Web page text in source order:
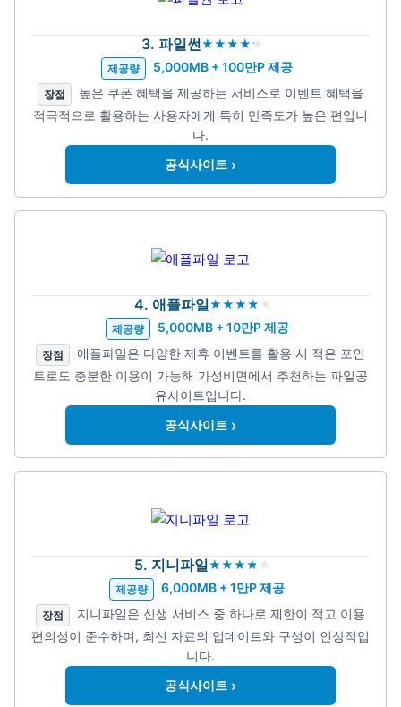
3. 파일썬
제공량 5,000MB + 100만P 제공
장점
높은 쿠폰 혜택을 제공하는 서비스로 이벤트 혜택을
적극적으로 활용하는 사용자에게 특히 만족도가 높은 편입니
다.
공식사이트 ›
4. 애플파일
제공량 5,000MB + 10만P 제공
장점
애플파일은 다양한 제휴 이벤트를 활용 시 적은 포인
트로도 충분한 이용이 가능해 가성비면에서 추천하는 파일공
유사이트입니다.
공식사이트 ›
5. 지니파일
제공량 6,000MB + 1만P 제공
장점
지니파일은 신생 서비스 중 하나로 제한이 적고 이용
편의성이 준수하며, 최신 자료의 업데이트와 구성이 인상적입
니다.
공식사이트 ›